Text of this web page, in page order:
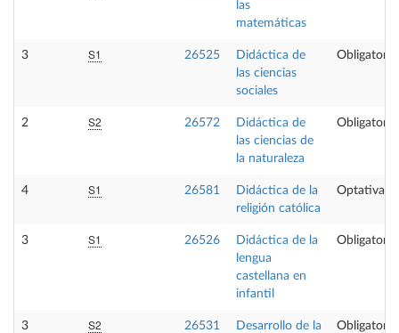
las
matemáticas
3 S1 26525
Didáctica de
las ciencias
sociales
Obligatoria
2 S2 26572
Didáctica de
las ciencias de
la naturaleza
Obligatoria
4 S1 26581
Didáctica de la
religión católica
Optativa
3 S1 26526
Didáctica de la
lengua
castellana en
infantil
Obligatoria
3 S2 26531
Desarrollo de la
Obligatoria